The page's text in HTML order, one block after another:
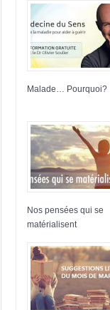
Malade… Pourquoi?
Nos pensées qui se
matérialisent